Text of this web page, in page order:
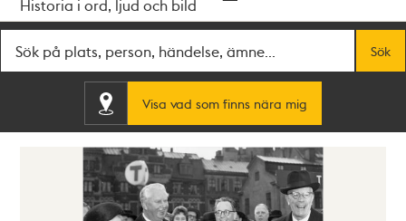
Historia i ord, ljud och bild
Sök
Visa vad som finns nära mig